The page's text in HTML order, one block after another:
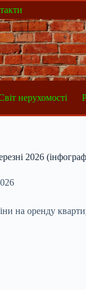
нерухомості
2026
на оренду